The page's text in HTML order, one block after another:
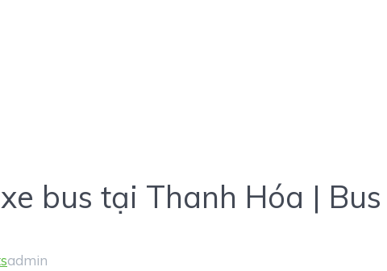
bus tại Thanh Hóa | Bus
admin